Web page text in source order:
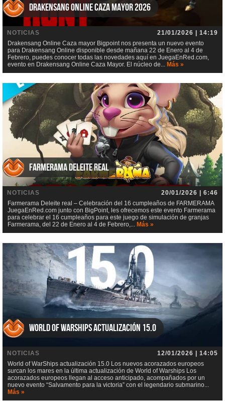
Drakensang Online Caza mayor 2026
NOTICIAS
21/01/2026 | 14:19
Drakensang Online Caza mayor Bigpoint nos presenta un nuevo evento
para Drakensang Online disponible desde mañana 22 de Enero al 4 de
Febrero, puedes conocer todas las novedades aquí en JuegaEnRed.com,
evento en Drakensang Online Caza Mayor. El núcleo de... Más »
Farmerama Deleite real
NOTICIAS
20/01/2026 | 6:46
Farmerama Deleite real – Celebración del 16 cumpleaños de FARMERAMA
JuegaEnRed.com junto con BigPoint, les ofrecemos este evento Farmerama
para celebrar el 16 cumpleaños para este juego de simulación de granjas
Farmerama, del 22 de Enero al 4 de Febrero,... Más »
World of WarShips actualización 15.0
NOTICIAS
12/01/2026 | 14:05
World of WarShips actualización 15.0 Los nuevos acorazados europeos
surcan los mares en la última actualización de World of Warships Los
acorazados europeos llegan al acceso anticipado, acompañados por un
nuevo evento “Salvamento para la victoria” con el legendario submarino...
Más »